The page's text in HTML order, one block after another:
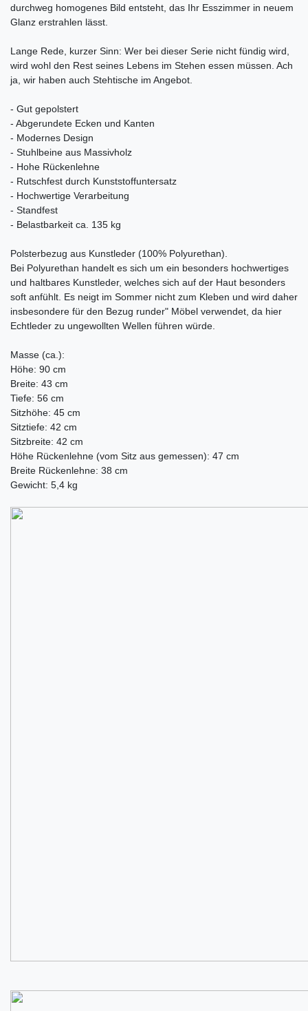
durchweg homogenes Bild entsteht, das Ihr Esszimmer in neuem
Glanz erstrahlen lässt.
Lange Rede, kurzer Sinn: Wer bei dieser Serie nicht fündig wird,
wird wohl den Rest seines Lebens im Stehen essen müssen. Ach
ja, wir haben auch Stehtische im Angebot.
- Gut gepolstert
- Abgerundete Ecken und Kanten
- Modernes Design
- Stuhlbeine aus Massivholz
- Hohe Rückenlehne
- Rutschfest durch Kunststoffuntersatz
- Hochwertige Verarbeitung
- Standfest
- Belastbarkeit ca. 135 kg
Polsterbezug aus Kunstleder (100% Polyurethan).
Bei Polyurethan handelt es sich um ein besonders hochwertiges
und haltbares Kunstleder, welches sich auf der Haut besonders
soft anfühlt. Es neigt im Sommer nicht zum Kleben und wird daher
insbesondere für den Bezug runder" Möbel verwendet, da hier
Echtleder zu ungewollten Wellen führen würde.
Masse (ca.):
Höhe: 90 cm
Breite: 43 cm
Tiefe: 56 cm
Sitzhöhe: 45 cm
Sitztiefe: 42 cm
Sitzbreite: 42 cm
Höhe Rückenlehne (vom Sitz aus gemessen): 47 cm
Breite Rückenlehne: 38 cm
Gewicht: 5,4 kg